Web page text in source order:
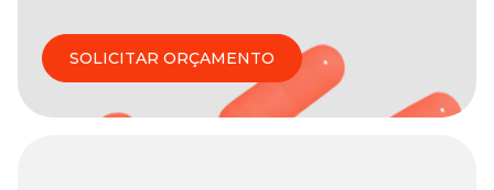
SOLICITAR ORÇAMENTO